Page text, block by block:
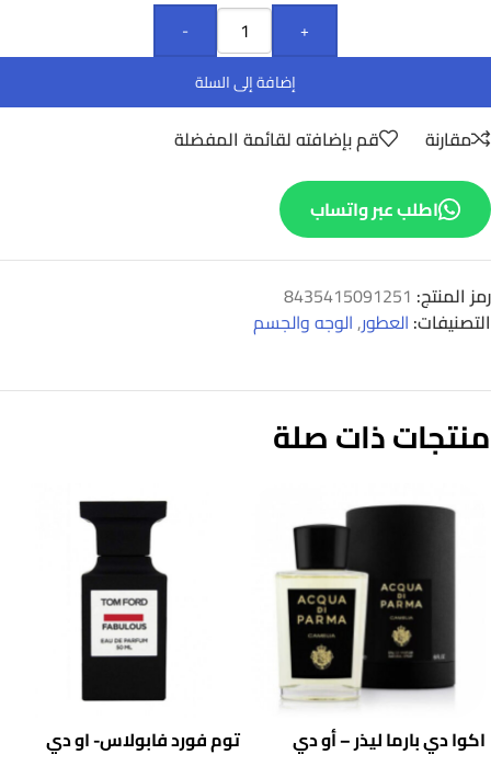
-
+
إضافة إلى السلة
مقارنة قم بإضافته لقائمة المفضلة
اطلب عبر واتساب
رمز المنتج: 8435415091251
التصنيفات: العطور,الوجه والجسم
منتجات ذات صلة
اكوا دي بارما ليذر – أو دي
توم فورد فابولاس- او دي